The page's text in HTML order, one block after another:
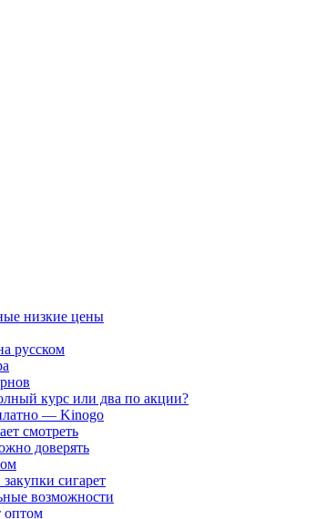
низкие цены
русском
курс или два по акции?
— Kinogo
смотреть
доверять
сигарет
возможности
оптом